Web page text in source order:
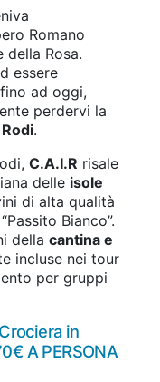
Romano
Rosa.
essere
ad oggi,
perdervi la
.
C.A.I.R risale
delle isole
di alta qualità
Bianco”.
della cantina e
incluse nei tour
per gruppi
in
A PERSONA